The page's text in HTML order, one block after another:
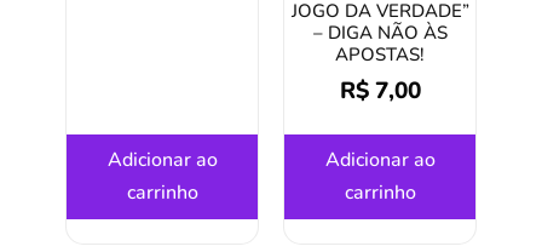
Adicionar ao
carrinho
JOGO DA VERDADE”
– DIGA NÃO ÀS
APOSTAS!
R$7,00
Adicionar ao
carrinho